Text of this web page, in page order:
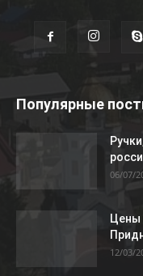
Популярные
06/07/
Цены
12/03/